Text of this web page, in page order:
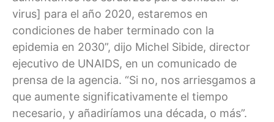
virus] para el año 2020, estaremos en
condiciones de haber terminado con la
epidemia en 2030”, dijo Michel Sibide, director
ejecutivo de UNAIDS, en un comunicado de
prensa de la agencia. “Si no, nos arriesgamos a
que aumente significativamente el tiempo
necesario, y añadiríamos una década, o más”.